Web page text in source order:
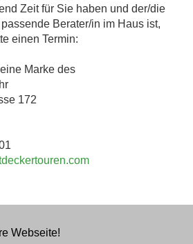
Zeit für Sie haben und der/die
Berater/in im Haus ist,
einen Termin:
Marke des
172
Webseite!